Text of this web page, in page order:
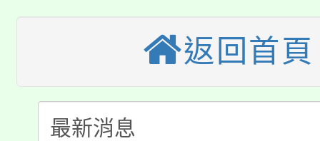
視費優惠，中低收入戶
半價優惠，詳情可洽有
者。
大園自造教育及科技中
份教師增能研習
大溪自造教育及科技
份教師研習
淨零綠生活教案入校路
會
115年食農教育專業人
返回首頁